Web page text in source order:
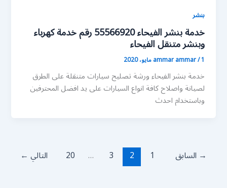
بنشر
خدمة بنشر الفيحاء 55566920 رقم خدمة كهرباء
وبنشر متنقل الفيحاء
ammar ammar/1 مايو، 2020
خدمة بنشر الفيحاء ورشة تصليح سيارات متنقلة على الطرق
لصيانة واصلاح كافة انواع السيارات على يد افضل المحترفين
وباستخدام احدث
→ السابق 1
2
3
…
20 التالي ←